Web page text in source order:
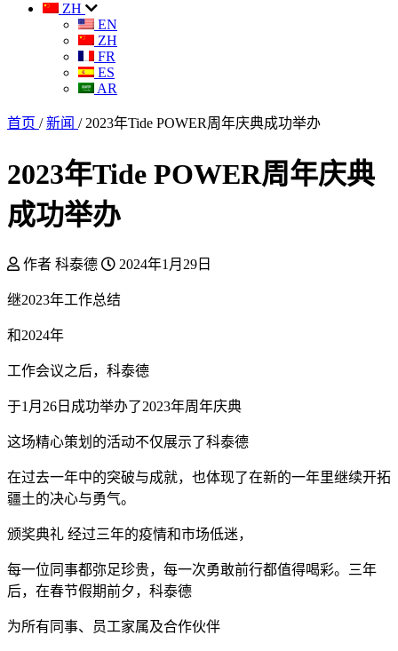
ZH
EN
ZH
FR
ES
AR
首页 / 新闻 / 2023年Tide POWER周年庆典成功举办
2023年Tide POWER周年庆典
成功举办
作者 科泰德 2024年1月29日
继2023年工作总结
和2024年
工作会议之后，科泰德
于1月26日成功举办了2023年周年庆典
这场精心策划的活动不仅展示了科泰德
在过去一年中的突破与成就，也体现了在新的一年里继续开拓
疆土的决心与勇气。
颁奖典礼 经过三年的疫情和市场低迷，
每一位同事都弥足珍贵，每一次勇敢前行都值得喝彩。三年
后，在春节假期前夕，科泰德
为所有同事、员工家属及合作伙伴